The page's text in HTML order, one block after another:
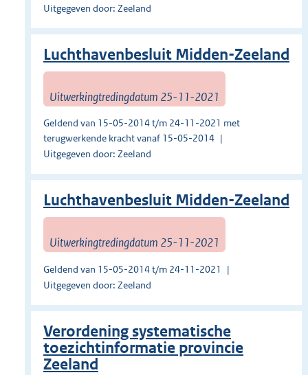
Uitgegeven door: Zeeland
Luchthavenbesluit Midden-Zeeland
Uitwerkingtredingdatum 25-11-2021
Geldend van 15-05-2014 t/m 24-11-2021 met
terugwerkende kracht vanaf 15-05-2014
Uitgegeven door: Zeeland
Luchthavenbesluit Midden-Zeeland
Uitwerkingtredingdatum 25-11-2021
Geldend van 15-05-2014 t/m 24-11-2021
Uitgegeven door: Zeeland
Verordening systematische
toezichtinformatie provincie
Zeeland